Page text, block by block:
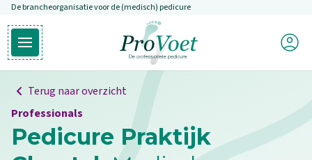
Overslaan en naar de inhoud gaan
De brancheorganisatie voor de (medisch) pedicure
Open hoofdmenu
Ga naar de homepagina
Mijn
Terug naar overzicht
Professionals
Pedicure Praktijk